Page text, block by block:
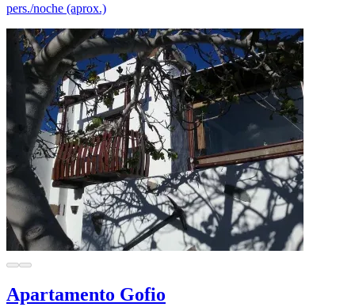
pers./noche (aprox.)
Apartamento Gofio